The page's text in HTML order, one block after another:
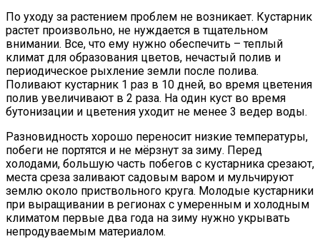
По уходу за растением проблем не возникает. Кустарник
растет произвольно, не нуждается в тщательном
внимании. Все, что ему нужно обеспечить – теплый
климат для образования цветов, нечастый полив и
периодическое рыхление земли после полива.
Поливают кустарник 1 раз в 10 дней, во время цветения
полив увеличивают в 2 раза. На один куст во время
бутонизации и цветения уходит не менее 3 ведер воды.
Разновидность хорошо переносит низкие температуры,
побеги не портятся и не мёрзнут за зиму. Перед
холодами, большую часть побегов с кустарника срезают,
места среза заливают садовым варом и мульчируют
землю около приствольного круга. Молодые кустарники
при выращивании в регионах с умеренным и холодным
климатом первые два года на зиму нужно укрывать
непродуваемым материалом.